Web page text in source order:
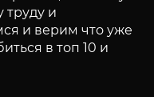
труду и
и верим что уже
в топ 10 и